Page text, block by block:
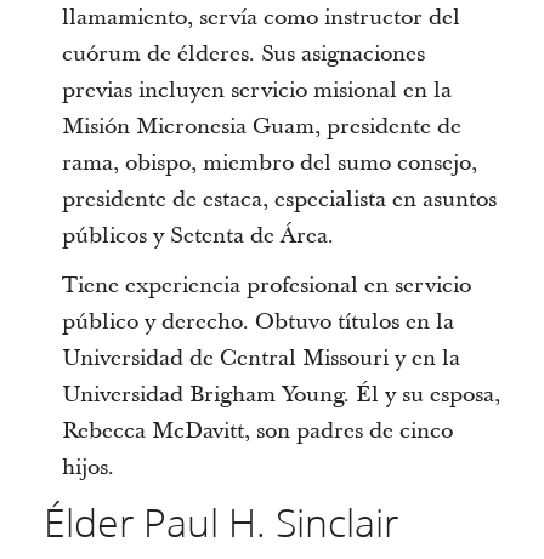
llamamiento, servía como instructor del
cuórum de élderes. Sus asignaciones
previas incluyen servicio misional en la
Misión Micronesia Guam, presidente de
rama, obispo, miembro del sumo consejo,
presidente de estaca, especialista en asuntos
públicos y Setenta de Área.
Tiene experiencia profesional en servicio
público y derecho. Obtuvo títulos en la
Universidad de Central Missouri y en la
Universidad Brigham Young. Él y su esposa,
Rebecca McDavitt, son padres de cinco
hijos.
Élder Paul H. Sinclair